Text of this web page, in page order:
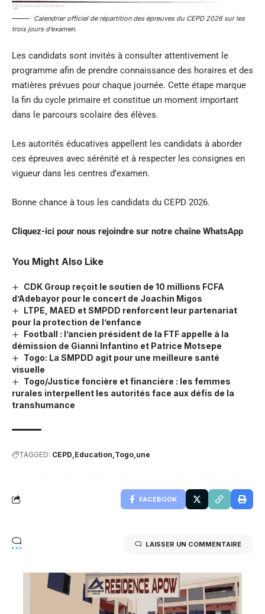
Calendrier officiel de répartition des épreuves du CEPD 2026 sur les
trois jours d’examen.
Les candidats sont invités à consulter attentivement le
programme afin de prendre connaissance des horaires et des
matières prévues pour chaque journée. Cette étape marque
la fin du cycle primaire et constitue un moment important
dans le parcours scolaire des élèves.
Les autorités éducatives appellent les candidats à aborder
ces épreuves avec sérénité et à respecter les consignes en
vigueur dans les centres d’examen.
Bonne chance à tous les candidats du CEPD 2026.
Cliquez-ici pour nous rejoindre sur notre chaîne WhatsApp
You Might Also Like
CDK Group reçoit le soutien de 10 millions FCFA
d’Adebayor pour le concert de Joachin Migos
LTPE, MAED et SMPDD renforcent leur partenariat
pour la protection de l’enfance
Football : l’ancien président de la FTF appelle à la
démission de Gianni Infantino et Patrice Motsepe
Togo: La SMPDD agit pour une meilleure santé
visuelle
Togo/Justice foncière et financière : les femmes
rurales interpellent les autorités face aux défis de la
transhumance
TAGGED: CEPD Education Togo une
FACEBOOK
LAISSER UN COMMENTAIRE